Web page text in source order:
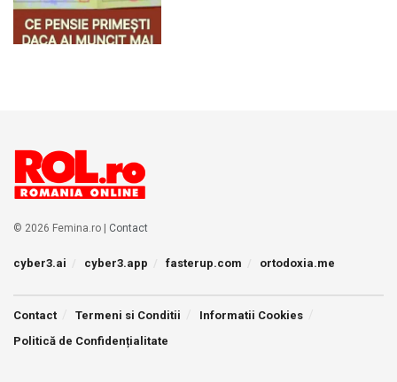
© 2026 Femina.ro | Contact
cyber3.ai cyber3.app fasterup.com ortodoxia.me
Contact Termeni si Conditii
Informatii Cookies
Politică de Confidențialitate